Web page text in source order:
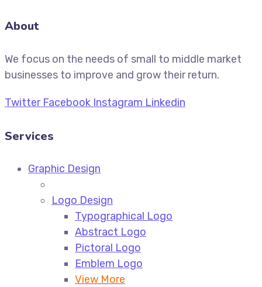
About
We focus on the needs of small to middle market
businesses to improve and grow their return.
Twitter Facebook Instagram Linkedin
Services
Graphic Design
Logo Design
Typographical Logo
Abstract Logo
Pictoral Logo
Emblem Logo
View More